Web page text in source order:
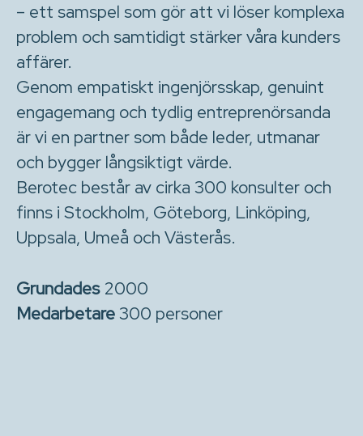
– ett samspel som gör att vi löser komplexa
problem och samtidigt stärker våra kunders
affärer.
Genom empatiskt ingenjörsskap, genuint
engagemang och tydlig entreprenörsanda
är vi en partner som både leder, utmanar
och bygger långsiktigt värde.
Berotec består av cirka 300 konsulter och
finns i Stockholm, Göteborg, Linköping,
Uppsala, Umeå och Västerås.
Grundades 2000
Medarbetare 300 personer